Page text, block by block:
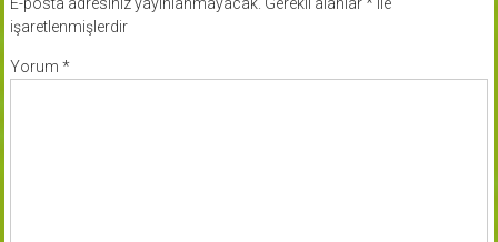
E-posta adresiniz yayınlanmayacak. Gerekli alanlar * ile
işaretlenmişlerdir
Yorum *